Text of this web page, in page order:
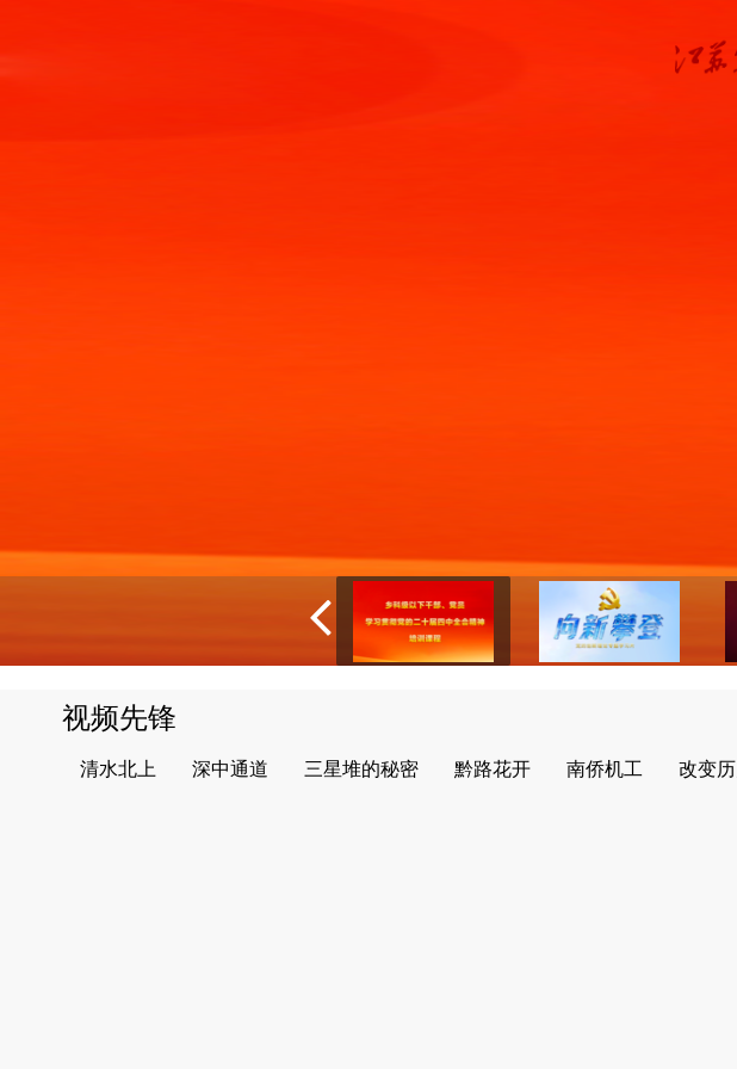
视频先锋
清水北上 深中通道 三星堆的秘密 黔路花开 南侨机工 改变